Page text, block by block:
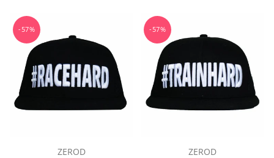
-57%
ZEROD
-57%
ZEROD